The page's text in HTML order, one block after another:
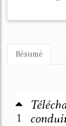
Résumé
1